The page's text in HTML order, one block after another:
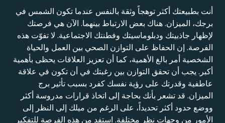
أنت بطبيعتك أكثر توهجاً وثقة بالنفس عندما تكون الشمس في
برجك، الميزان. هناك بعض الارتباط بينهما. الآن هي فرصتك
لإظهار جاذبيتك ودبلوماسيتك وفطنتك الاجتماعية. لا تفوّت هذه
الفرصة. إن الحفاظ على التوازن الصحي بين العمل والحياة
الشخصية أمر بالغ الأهمية، كما أن تعزيز العلاقات يحظى بأهمية
أكبر. يجب أن تحقق التوازن بين رغبتك في أن تكون في علاقة
عاطفية وقدرتك على رؤية نفسك كفرد بسبب تأثير برج
الميزان. قد تشعر بأنك بحاجة إلى اتخاذ قرارات مدروسة أكثر
ووضع حدود أكثر تحديداً، على الرغم من ميلك إلى النظر إلى
الأمور من وجهات نظر مختلفة. استفد من هذه الفرصة للتفكير